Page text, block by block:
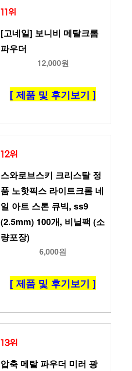
11위
[고네일] 보니비 메탈크롬
파우더
12,000원
[ 제품 및 후기보기 ]
12위
스와로브스키 크리스탈 정
품 노핫픽스 라이트크롬 네
일 아트 스톤 큐빅, ss9
(2.5mm) 100개, 비닐팩 (소
량포장)
6,000원
[ 제품 및 후기보기 ]
13위
압축 메탈 파우더 미러 광